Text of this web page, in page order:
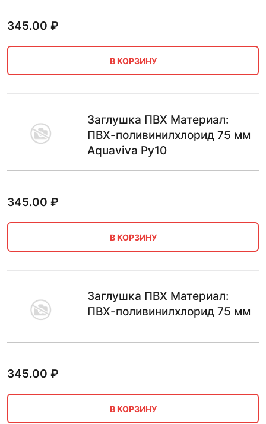
345.00 ₽
В КОРЗИНУ
Заглушка ПВХ Материал:
ПВХ-поливинилхлорид 75 мм
Aquaviva Ру10
345.00 ₽
В КОРЗИНУ
Заглушка ПВХ Материал:
ПВХ-поливинилхлорид 75 мм
345.00 ₽
В КОРЗИНУ